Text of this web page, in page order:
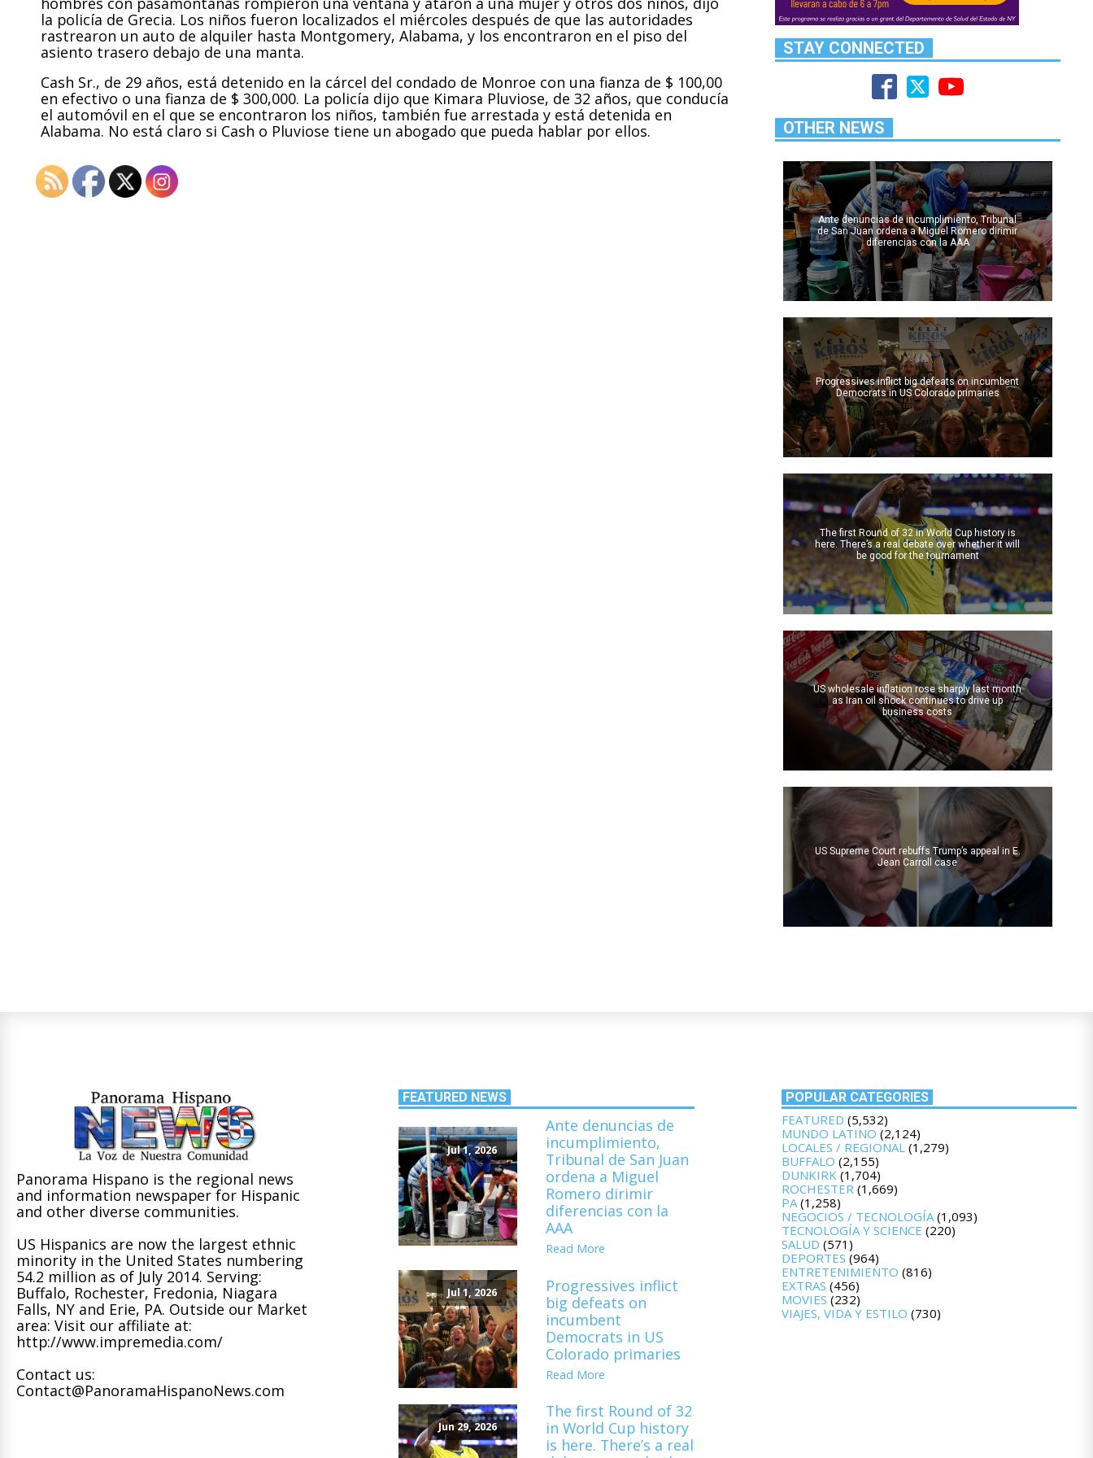
la policía de Grecia. Los niños fueron localizados el miércoles después de que las autoridades
rastrearon un auto de alquiler hasta Montgomery, Alabama, y ​​los encontraron en el piso del
asiento trasero debajo de una manta.
Cash Sr., de 29 años, está detenido en la cárcel del condado de Monroe con una fianza de $ 100,00
en efectivo o una fianza de $ 300,000. La policía dijo que Kimara Pluviose, de 32 años, que conducía
el automóvil en el que se encontraron los niños, también fue arrestada y está detenida en
Alabama. No está claro si Cash o Pluviose tiene un abogado que pueda hablar por ellos.
STAY CONNECTED
OTHER NEWS
Ante denuncias de incumplimiento, Tribunal
de San Juan ordena a Miguel Romero dirimir
diferencias con la AAA
Progressives inflict big defeats on incumbent
Democrats in US Colorado primaries
The first Round of 32 in World Cup history is
here. There’s a real debate over whether it will
be good for the tournament
US wholesale inflation rose sharply last month
as Iran oil shock continues to drive up
business costs
US Supreme Court rebuffs Trump’s appeal in E.
Jean Carroll case
Panorama Hispano is the regional news
and information newspaper for Hispanic
and other diverse communities.
US Hispanics are now the largest ethnic
minority in the United States numbering
54.2 million as of July 2014. Serving:
Buffalo, Rochester, Fredonia, Niagara
Falls, NY and Erie, PA. Outside our Market
area: Visit our affiliate at:
http://www.impremedia.com/
Contact us:
Contact@PanoramaHispanoNews.com
FEATURED NEWS
Jul 1, 2026
Ante denuncias de
incumplimiento,
Tribunal de San Juan
ordena a Miguel
Romero dirimir
diferencias con la
AAA
Read More
Jul 1, 2026
Progressives inflict
big defeats on
incumbent
Democrats in US
Colorado primaries
Read More
Jun 29, 2026
The first Round of 32
in World Cup history
is here. There’s a real
POPULAR CATEGORIES
FEATURED (5,532)
MUNDO LATINO (2,124)
LOCALES / REGIONAL(1,279)
BUFFALO (2,155)
DUNKIRK(1,704)
ROCHESTER(1,669)
PA(1,258)
NEGOCIOS / TECNOLOGÍA(1,093)
TECNOLOGÍA Y SCIENCE (220)
SALUD (571)
DEPORTES (964)
ENTRETENIMIENTO (816)
EXTRAS (456)
MOVIES (232)
VIAJES, VIDA Y ESTILO (730)